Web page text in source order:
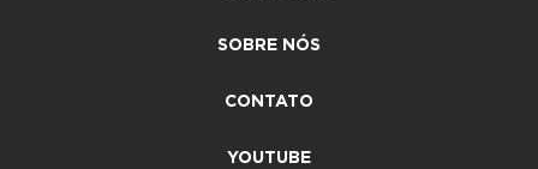
SOBRE NÓS
CONTATO
YOUTUBE